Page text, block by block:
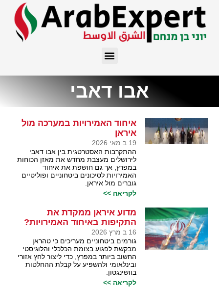
אבו דאבי
איחוד האמירויות במערכה מול
איראן
19 ב מאי 2026
ההתקרבות האסטרטגית בין אבו דאבי
לירושלים מעצבת מחדש את מאזן הכוחות
במפרץ, אך גם חושפת את איחוד
האמירויות לסיכונים ביטחוניים ופוליטיים
גוברים מול איראן.
לקריאה >>
מדוע איראן ממקדת את
התקיפות באיחוד האמירויות?
16 ב מרץ 2026
גורמים ביטחוניים מעריכים כי טהראן
מבקשת לפגוע בצומת הכלכלי והלוגיסטי
החשוב ביותר במפרץ, כדי ליצור לחץ אזורי
ובינלאומי ולהשפיע על קבלת ההחלטות
בוושינגטון.
לקריאה >>